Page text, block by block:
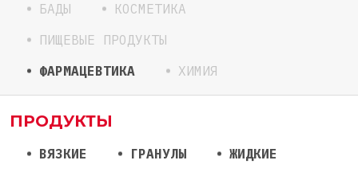
БАДЫ
КОСМЕТИКА
ПИЩЕВЫЕ ПРОДУКТЫ
ФАРМАЦЕВТИКА
ХИМИЯ
ПРОДУКТЫ
ВЯЗКИЕ ГРАНУЛЫ
ЖИДКИЕ